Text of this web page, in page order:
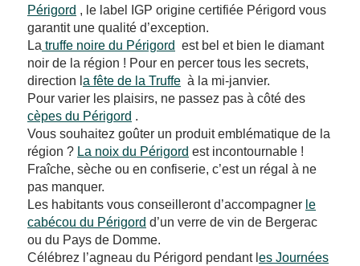
Périgord , le label IGP origine certifiée Périgord vous
garantit une qualité d’exception.
La truffe noire du Périgord est bel et bien le diamant
noir de la région ! Pour en percer tous les secrets,
direction l a fête de la Truffe à la mi-janvier.
Pour varier les plaisirs, ne passez pas à côté des
cèpes du Périgord .
Vous souhaitez goûter un produit emblématique de la
région ? La noix du Périgord est incontournable !
Fraîche, sèche ou en confiserie, c’est un régal à ne
pas manquer.
Les habitants vous conseilleront d’accompagner le
cabécou du Périgord d’un verre de vin de Bergerac
ou du Pays de Domme.
Célébrez l’agneau du Périgord pendant l es Journées